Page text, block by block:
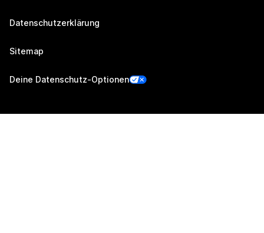
Datenschutzerklärung
Sitemap
Deine Datenschutz-Optionen